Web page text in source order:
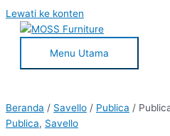
Lewati ke konten
Menu Utama
Beranda / Savello / Publica /
Publica, Savello